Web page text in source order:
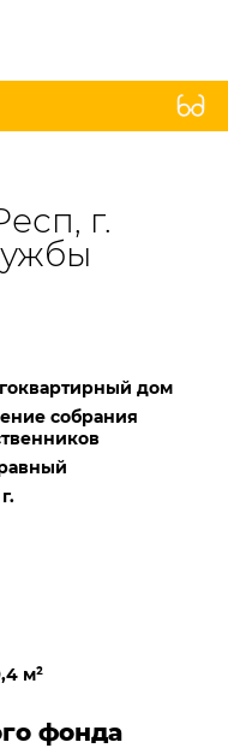
г.
дом
собрания
м²
фонда